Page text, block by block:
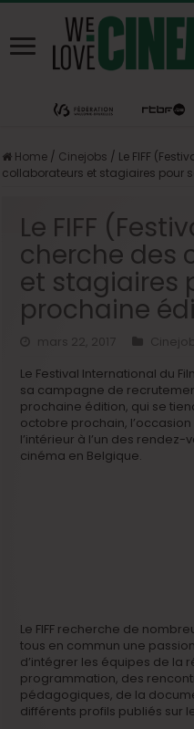
Home / Cinejobs / Le FIFF
collaborateurs et stagiaires pour
Le FIFF
cherche des
et stagiaires
prochaine
mars 22, 2017
Le Festival International du
sa campagne de
prochaine édition, qui se
octobre prochain,
l’intérieur à l’un des
cinéma en Belgique.
Le FIFF recherche de
tous en commun une
d’intégrer les équipes de la
programmation, des
pédagogiques, de la
différents profils publiés sur